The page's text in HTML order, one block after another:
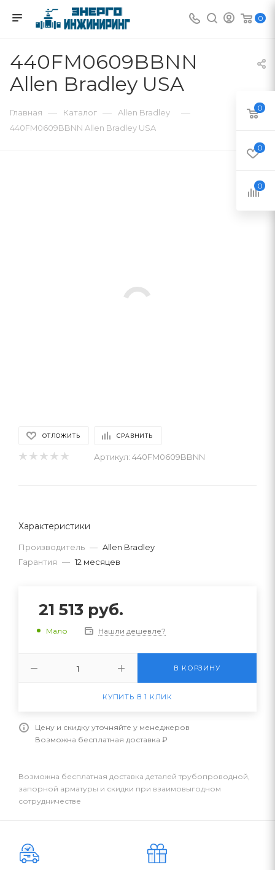
0
440FM0609BBNN
Allen Bradley USA
Главная — Каталог — Allen Bradley —
440FM0609BBNN Allen Bradley USA
ОТЛОЖИТЬ СРАВНИТЬ
Артикул: 440FM0609BBNN
Характеристики
Производитель — Allen Bradley
Гарантия — 12 месяцев
21 513 руб.
Мало Нашли дешевле?
В КОРЗИНУ
КУПИТЬ В 1 КЛИК
Цену и скидку уточняйте у менеджеров
Возможна бесплатная доставка ₽
Возможна бесплатная доставка деталей трубопроводной,
запорной арматуры и скидки при взаимовыгодном
сотрудничестве
0
0
0